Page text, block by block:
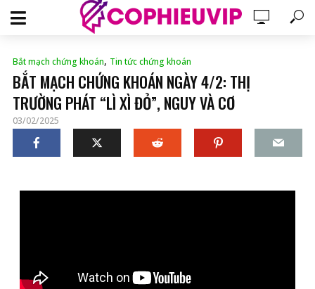
Bắt mạch chứng khoán, Tin tức chứng khoán
BẮT MẠCH CHỨNG KHOÁN NGÀY 4/2: THỊ
TRƯỜNG PHÁT “LÌ XÌ ĐỎ”, NGUY VÀ CƠ
03/02/2025